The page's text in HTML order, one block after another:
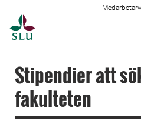
Stipendier att
fakulteten